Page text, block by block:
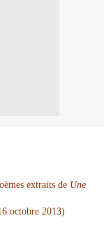
extraits de Une
octobre 2013)